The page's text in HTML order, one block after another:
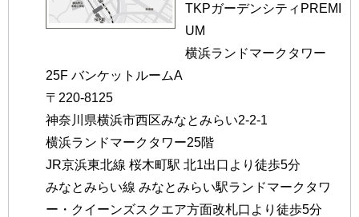
TKPガーデンシティPREMI
UM
横浜ランドマークタワー
25F バンケットルームA
〒220-8125
神奈川県横浜市西区みなとみらい2-2-1
横浜ランドマークタワー25階
JR京浜東北線 桜木町駅 北1出口より徒歩5分
みなとみらい線 みなとみらい駅ランドマークタワ
ー・クイーンズスクエア方面改札口より徒歩5分